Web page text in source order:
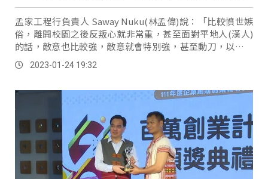
孟家工程行負責人 Saway Nuku(林孟偉)說：「比較憤世嫉
俗，離開校園之後反叛心就非常重，甚至面對平地人(漢人)
的話，敵意也比較強，敵意就會特別強，甚至動刀，以前那
個年紀，就是砍來砍去。
2023-01-24 19:32